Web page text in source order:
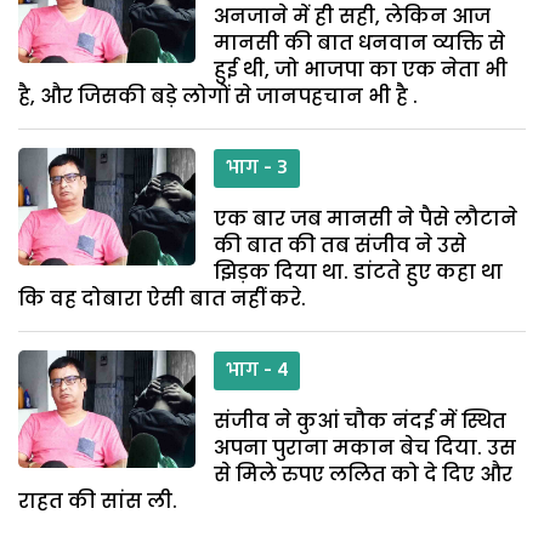
अनजाने में ही सही, लेकिन आज
मानसी की बात धनवान व्यक्ति से
हुई थी, जो भाजपा का एक नेता भी
है, और जिसकी बड़े लोगों से जानपहचान भी है .
भाग - 3
एक बार जब मानसी ने पैसे लौटाने
की बात की तब संजीव ने उसे
झिड़क दिया था. डांटते हुए कहा था
कि वह दोबारा ऐसी बात नहीं करे.
भाग - 4
संजीव ने कुआं चौक नंदई में स्थित
अपना पुराना मकान बेच दिया. उस
से मिले रुपए ललित को दे दिए और
राहत की सांस ली.